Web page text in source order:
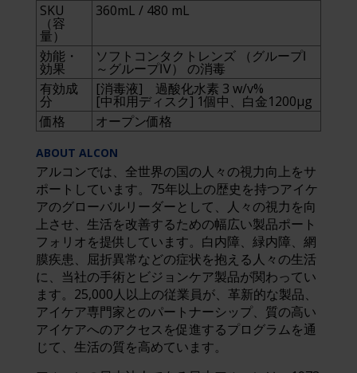
SKU
（容
量）
360mL / 480 mL
効能・
効果
ソフトコンタクトレンズ （グループⅠ
～グループⅣ） の消毒
有効成
分
[消毒液] 過酸化水素 3 w/v%
[中和用ディスク] 1個中、白金1200μg
価格
オープン価格
ABOUT ALCON
アルコンでは、全世界の国の人々の視力向上をサ
ポートしています。75年以上の歴史を持つアイケ
アのグローバルリーダーとして、人々の視力を向
上させ、生活を改善するための幅広い製品ポート
フォリオを提供しています。白内障、緑内障、網
膜疾患、屈折異常などの症状を抱える人々の生活
に、当社の手術とビジョンケア製品が関わってい
ます。25,000人以上の従業員が、革新的な製品、
アイケア専門家とのパートナーシップ、質の高い
アイケアへのアクセスを促進するプログラムを通
じて、生活の質を高めています。